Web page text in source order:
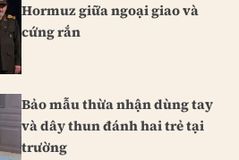
Hormuz giữa ngoại giao và
cứng rắn
Bảo mẫu thừa nhận dùng tay
và dây thun đánh hai trẻ tại
trường